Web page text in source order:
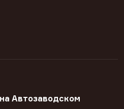
Автозаводском